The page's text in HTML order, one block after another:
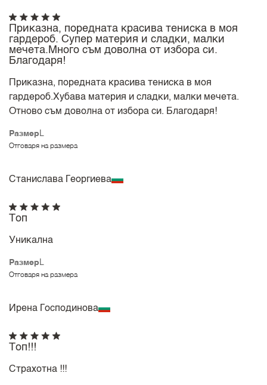
Размер L
Отговаря на размера
Приказна, поредната красива тениска в моя
гардероб. Супер материя и сладки, малки
мечета.Много съм доволна от избора си.
Благодаря!
Приказна, поредната красива тениска в моя
гардероб.Хубава материя и сладки, малки мечета.
Отново съм доволна от избора си. Благодаря!
Станислава Георгиева
Размер L
Отговаря на размера
Топ
Уникална
Ирена Господинова
Топ!!!
Страхотна !!!